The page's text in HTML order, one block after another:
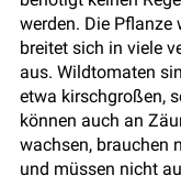
werden. Die Pflanze
breitet sich in viele
aus. Wildtomaten
etwa kirschgroßen,
können auch an
wachsen, brauchen
und müssen nicht